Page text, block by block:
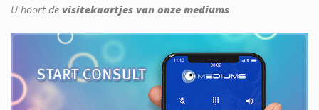
U hoort de visitekaartjes van onze mediums